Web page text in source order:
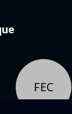
FEC